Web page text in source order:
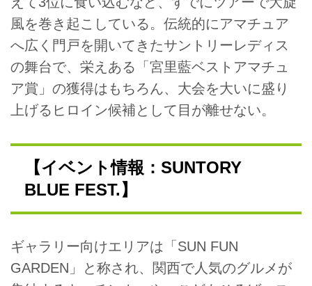
風を巻き起こしている。伝統的にアマチュア
へ広く門戸を開いてきたサントリーレディス
の舞台で、栄えある「宮里藍ベストアマチュ
ア賞」の獲得はもちろん、大会を大いに盛り
上げるヒロイン候補として目が離せない。
【イベント情報：SUNTORY
BLUE FEST.】
ギャラリー向けエリアは「SUN FUN
GARDEN」と称され、関西で人気のグルメが